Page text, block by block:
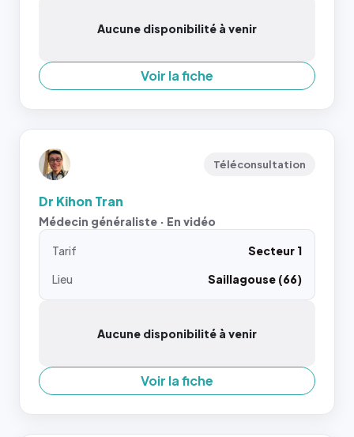
Aucune disponibilité à venir
Voir la fiche
Téléconsultation
Dr Kihon Tran
Médecin généraliste · En vidéo
Tarif
Secteur 1
Lieu
Saillagouse (66)
Aucune disponibilité à venir
Voir la fiche